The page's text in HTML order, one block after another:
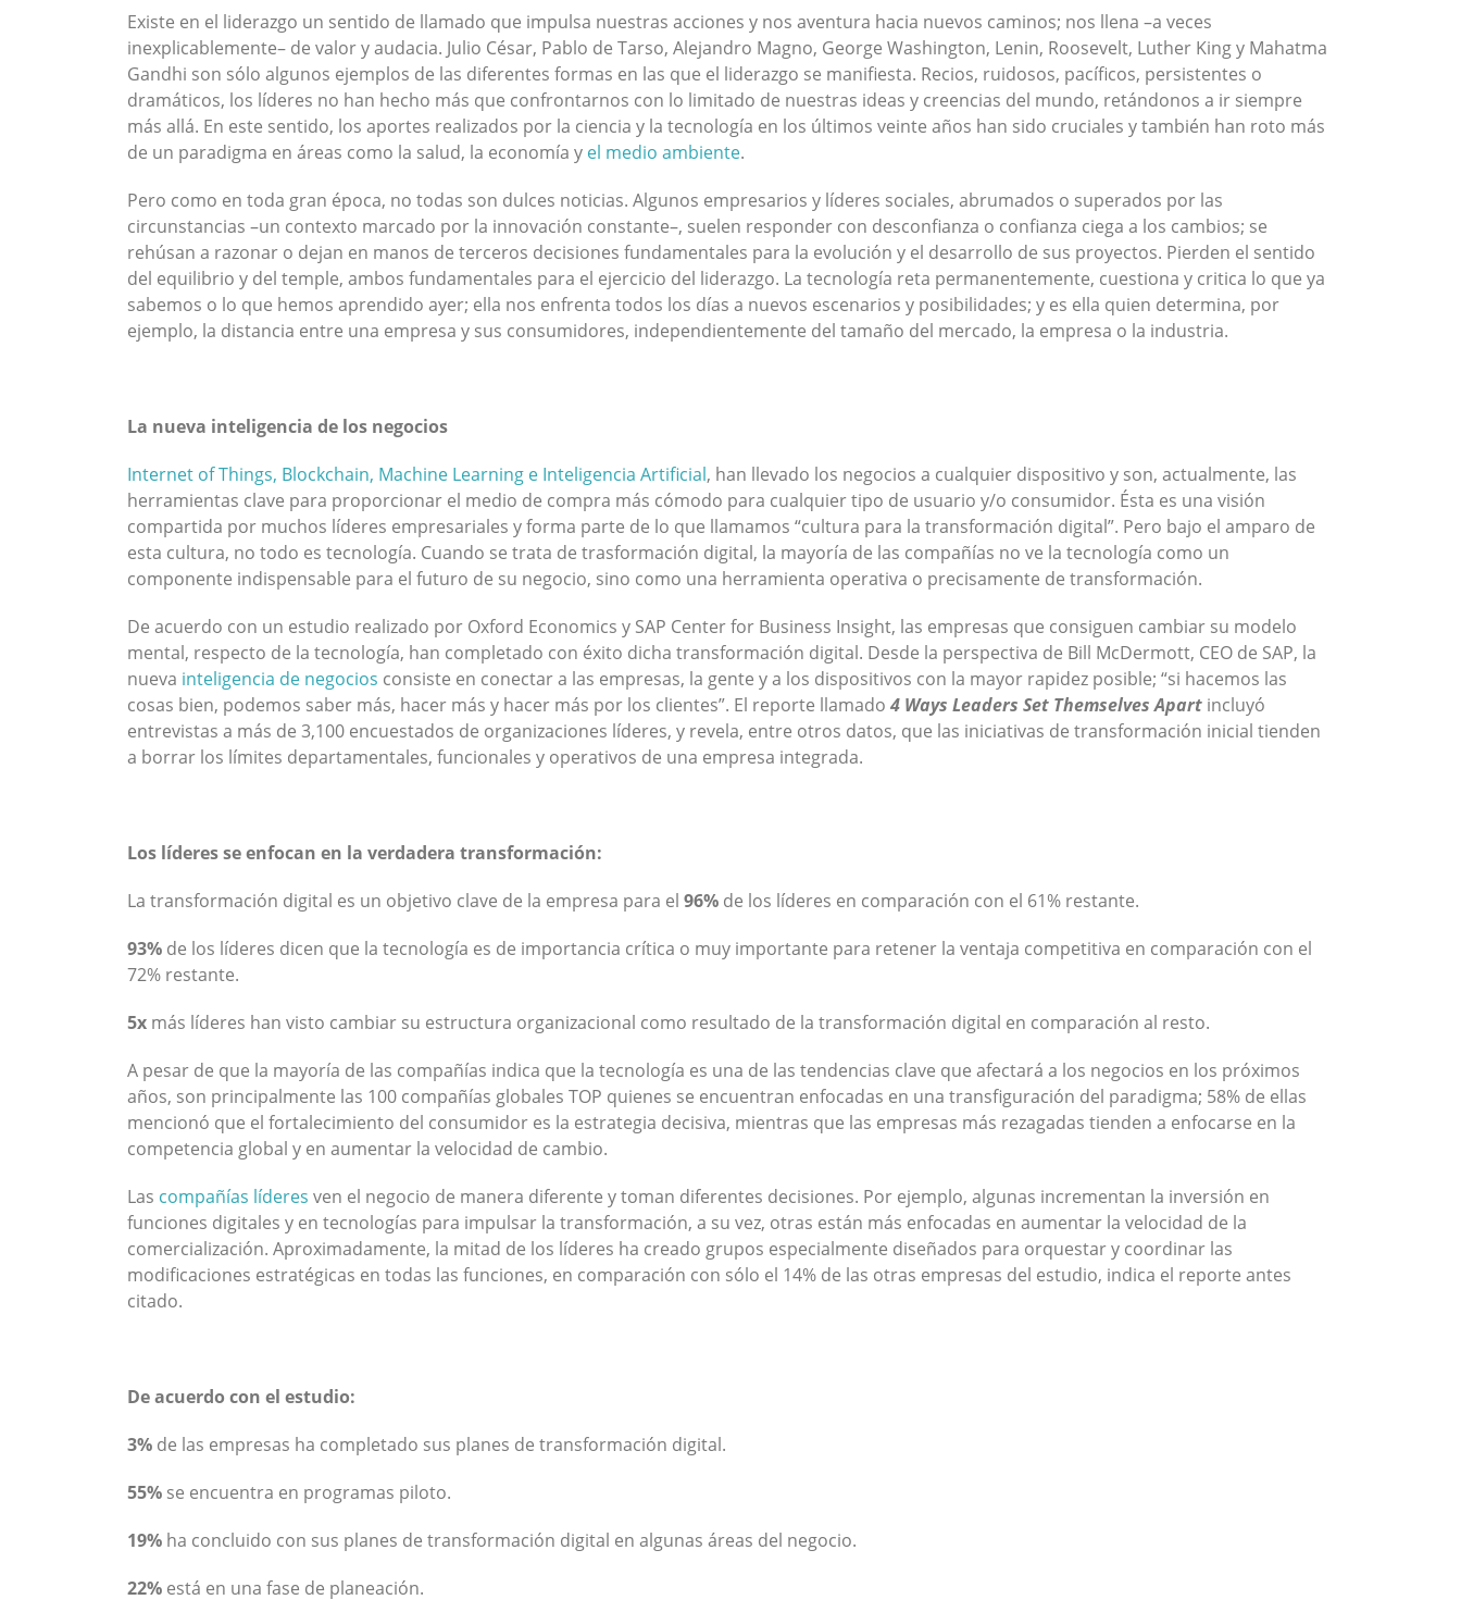
Existe en el liderazgo un sentido de llamado que impulsa nuestras acciones y nos aventura hacia nuevos caminos; nos llena –a veces
inexplicablemente– de valor y audacia. Julio César, Pablo de Tarso, Alejandro Magno, George Washington, Lenin, Roosevelt, Luther King y Mahatma
Gandhi son sólo algunos ejemplos de las diferentes formas en las que el liderazgo se manifiesta. Recios, ruidosos, pacíficos, persistentes o
dramáticos, los líderes no han hecho más que confrontarnos con lo limitado de nuestras ideas y creencias del mundo, retándonos a ir siempre
más allá. En este sentido, los aportes realizados por la ciencia y la tecnología en los últimos veinte años han sido cruciales y también han roto más
de un paradigma en áreas como la salud, la economía y el medio ambiente.
Pero como en toda gran época, no todas son dulces noticias. Algunos empresarios y líderes sociales, abrumados o superados por las
circunstancias –un contexto marcado por la innovación constante–, suelen responder con desconfianza o confianza ciega a los cambios; se
rehúsan a razonar o dejan en manos de terceros decisiones fundamentales para la evolución y el desarrollo de sus proyectos. Pierden el sentido
del equilibrio y del temple, ambos fundamentales para el ejercicio del liderazgo. La tecnología reta permanentemente, cuestiona y critica lo que ya
sabemos o lo que hemos aprendido ayer; ella nos enfrenta todos los días a nuevos escenarios y posibilidades; y es ella quien determina, por
ejemplo, la distancia entre una empresa y sus consumidores, independientemente del tamaño del mercado, la empresa o la industria.
La nueva inteligencia de los negocios
Internet of Things, Blockchain, Machine Learning e Inteligencia Artificial, han llevado los negocios a cualquier dispositivo y son, actualmente, las
herramientas clave para proporcionar el medio de compra más cómodo para cualquier tipo de usuario y/o consumidor. Ésta es una visión
compartida por muchos líderes empresariales y forma parte de lo que llamamos “cultura para la transformación digital”. Pero bajo el amparo de
esta cultura, no todo es tecnología. Cuando se trata de trasformación digital, la mayoría de las compañías no ve la tecnología como un
componente indispensable para el futuro de su negocio, sino como una herramienta operativa o precisamente de transformación.
De acuerdo con un estudio realizado por Oxford Economics y SAP Center for Business Insight, las empresas que consiguen cambiar su modelo
mental, respecto de la tecnología, han completado con éxito dicha transformación digital. Desde la perspectiva de Bill McDermott, CEO de SAP, la
nueva inteligencia de negocios consiste en conectar a las empresas, la gente y a los dispositivos con la mayor rapidez posible; “si hacemos las
cosas bien, podemos saber más, hacer más y hacer más por los clientes”. El reporte llamado 4 Ways Leaders Set Themselves Apart incluyó
entrevistas a más de 3,100 encuestados de organizaciones líderes, y revela, entre otros datos, que las iniciativas de transformación inicial tienden
a borrar los límites departamentales, funcionales y operativos de una empresa integrada.
Los líderes se enfocan en la verdadera transformación:
La transformación digital es un objetivo clave de la empresa para el 96% de los líderes en comparación con el 61% restante.
93% de los líderes dicen que la tecnología es de importancia crítica o muy importante para retener la ventaja competitiva en comparación con el
72% restante.
5x más líderes han visto cambiar su estructura organizacional como resultado de la transformación digital en comparación al resto.
A pesar de que la mayoría de las compañías indica que la tecnología es una de las tendencias clave que afectará a los negocios en los próximos
años, son principalmente las 100 compañías globales TOP quienes se encuentran enfocadas en una transfiguración del paradigma; 58% de ellas
mencionó que el fortalecimiento del consumidor es la estrategia decisiva, mientras que las empresas más rezagadas tienden a enfocarse en la
competencia global y en aumentar la velocidad de cambio.
Las compañías líderes ven el negocio de manera diferente y toman diferentes decisiones. Por ejemplo, algunas incrementan la inversión en
funciones digitales y en tecnologías para impulsar la transformación, a su vez, otras están más enfocadas en aumentar la velocidad de la
comercialización. Aproximadamente, la mitad de los líderes ha creado grupos especialmente diseñados para orquestar y coordinar las
modificaciones estratégicas en todas las funciones, en comparación con sólo el 14% de las otras empresas del estudio, indica el reporte antes
citado.
De acuerdo con el estudio:
3% de las empresas ha completado sus planes de transformación digital.
55% se encuentra en programas piloto.
19% ha concluido con sus planes de transformación digital en algunas áreas del negocio.
22% está en una fase de planeación.